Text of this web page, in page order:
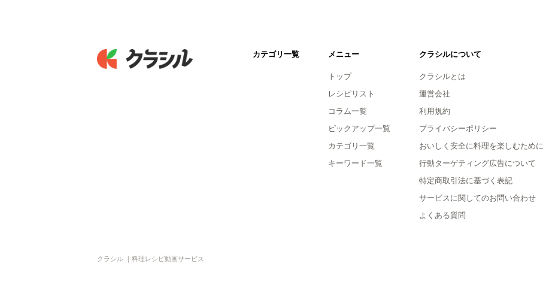
カテゴリ一覧 メニュー
トップ
レシピリスト
コラム一覧
ピックアップ一覧
カテゴリ一覧
キーワード一覧
クラシルについて
クラシルとは
運営会社
利用規約
プライバシーポリシー
おいしく安全に料理を楽しむために
行動ターゲティング広告について
特定商取引法に基づく表記
サービスに関してのお問い合わせ
よくある質問
クラシル ｜料理レシピ動画サービス